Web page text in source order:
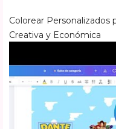
Colorear Personalizados
Creativa y Económica